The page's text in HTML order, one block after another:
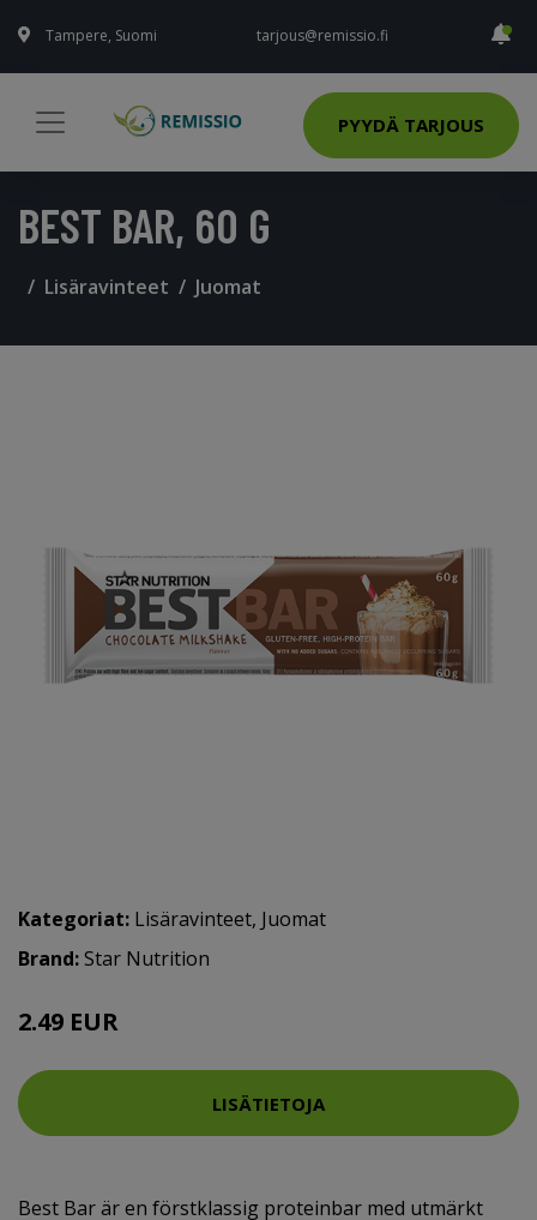
Tampere, Suomi tarjous@remissio.fi
PYYDÄ TARJOUS
BEST BAR, 60 G
Lisäravinteet Juomat
Kategoriat: Lisäravinteet, Juomat
Brand:Star Nutrition
2.49 EUR
LISÄTIETOJA
Best Bar är en förstklassig proteinbar med utmärkt